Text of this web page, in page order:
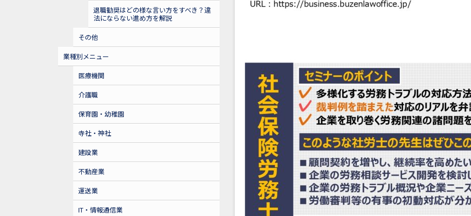
退職勧奨はどの様な言い方をすべき？違
法にならない進め方を解説
その他
業種別メニュー
医療機関
介護職
保育園・幼稚園
寺社・神社
建設業
不動産業
運送業
IT・情報通信業